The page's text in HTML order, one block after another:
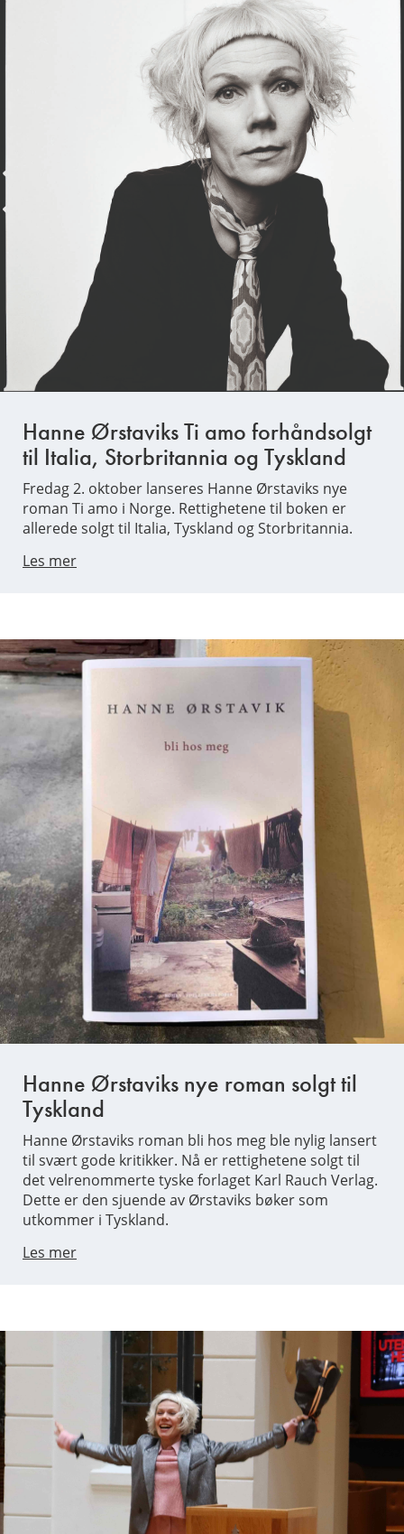
Hanne Ørstaviks Ti amo forhåndsolgt
til Italia, Storbritannia og Tyskland
Fredag 2. oktober lanseres Hanne Ørstaviks nye
roman Ti amo i Norge. Rettighetene til boken er
allerede solgt til Italia, Tyskland og Storbritannia.
Les mer
Hanne Ørstaviks nye roman solgt til
Tyskland
Hanne Ørstaviks roman bli hos meg ble nylig lansert
til svært gode kritikker. Nå er rettighetene solgt til
det velrenommerte tyske forlaget Karl Rauch Verlag.
Dette er den sjuende av Ørstaviks bøker som
utkommer i Tyskland.
Les mer